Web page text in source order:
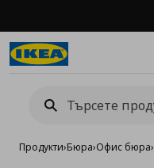
Продукти›Бюра›Офис бюра›